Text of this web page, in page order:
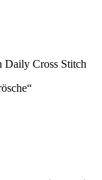
Daily Cross Stitch